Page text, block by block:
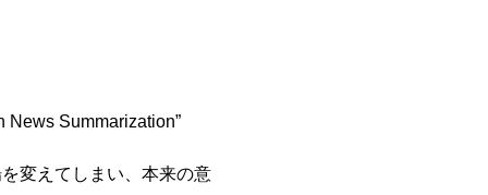
News Summarization”
変えてしまい、本来の意